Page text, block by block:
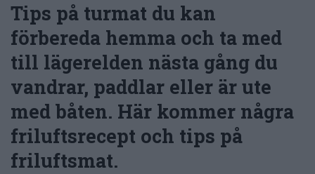
Tips på turmat du kan
förbereda hemma och ta med
till lägerelden nästa gång du
vandrar, paddlar eller är ute
med båten. Här kommer några
friluftsrecept och tips på
friluftsmat.